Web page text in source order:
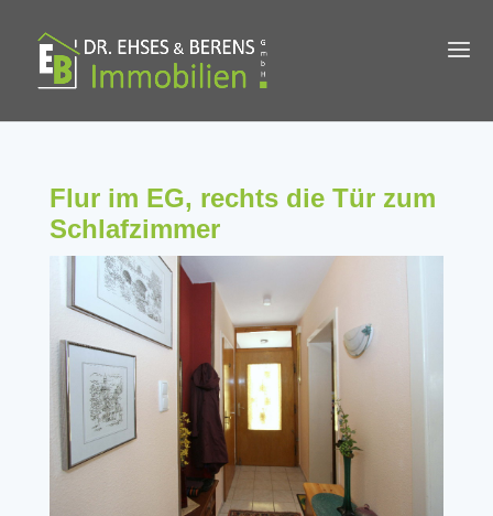
Flur im EG, rechts die Tür zum
Schlafzimmer